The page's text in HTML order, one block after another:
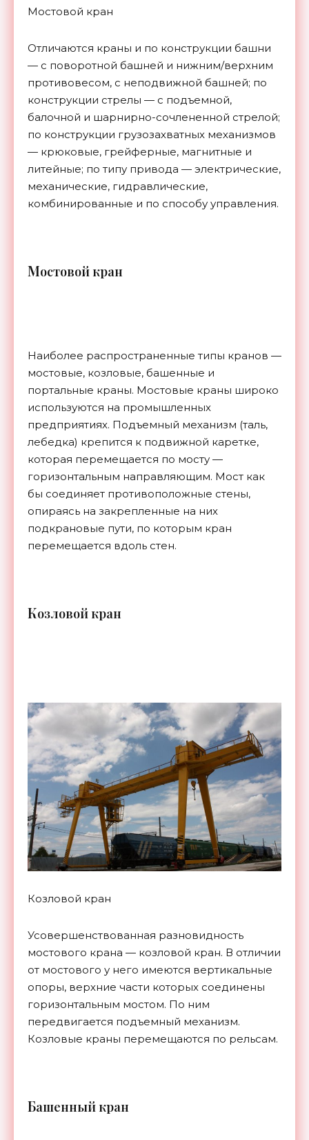
Мостовой кран
Отличаются краны и по конструкции башни
— с поворотной башней и нижним/верхним
противовесом, с неподвижной башней; по
конструкции стрелы — с подъемной,
балочной и шарнирно-сочлененной стрелой;
по конструкции грузозахватных механизмов
— крюковые, грейферные, магнитные и
литейные; по типу привода — электрические,
механические, гидравлические,
комбинированные и по способу управления.
Мостовой кран
Наиболее распространенные типы кранов —
мостовые, козловые, башенные и
портальные краны. Мостовые краны широко
используются на промышленных
предприятиях. Подъемный механизм (таль,
лебедка) крепится к подвижной каретке,
которая перемещается по мосту —
горизонтальным направляющим. Мост как
бы соединяет противоположные стены,
опираясь на закрепленные на них
подкрановые пути, по которым кран
перемещается вдоль стен.
Козловой кран
Козловой кран
Усовершенствованная разновидность
мостового крана — козловой кран. В отличии
от мостового у него имеются вертикальные
опоры, верхние части которых соединены
горизонтальным мостом. По ним
передвигается подъемный механизм.
Козловые краны перемещаются по рельсам.
Башенный кран